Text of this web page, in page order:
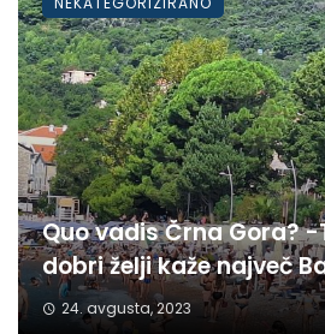
Quo vadis Črna Gora?
dobri želji kaže največ
24. avgusta, 2023